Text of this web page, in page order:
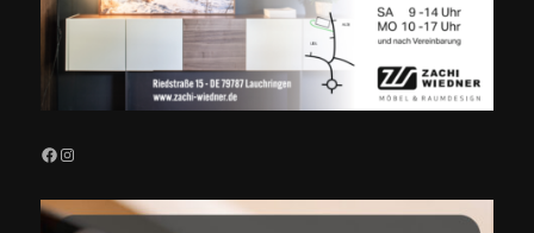
Facebook
Instagram